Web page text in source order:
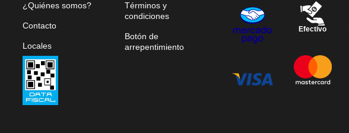
¿Quiénes somos?
Contacto
Locales
Términos y
condiciones
Botón de
arrepentimiento
Efectivo